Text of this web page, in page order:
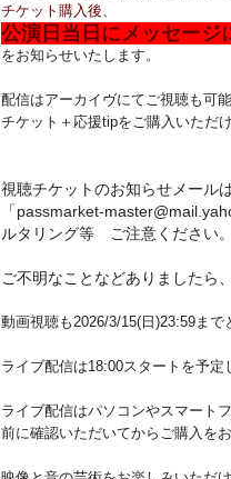
チケット購入後、
公演日当日にメッセージ
をお知らせいたします。
配信はアーカイヴにてご視聴も可
チケット＋応援tipをご購入いただけ
視聴チケットのお知らせメール
「passmarket-
ルタリング等 ご注意ください。
ご不明なことなどありましたら
動画視聴も 2026/3/15(日)23:59 まで
ライブ配信は18:00スタートを予定
ライブ配信はパソコンやスマート
前に確認いただいてからご購入を